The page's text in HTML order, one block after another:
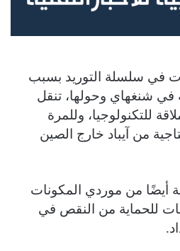
في سلسلة التوريد بسبب
في شنغهاي وحولها، تنقل
للتكنولوجيا، وللمرة
من آيباد خارج الصين
أيضًا من موردي المكونات
للحماية من النقص في